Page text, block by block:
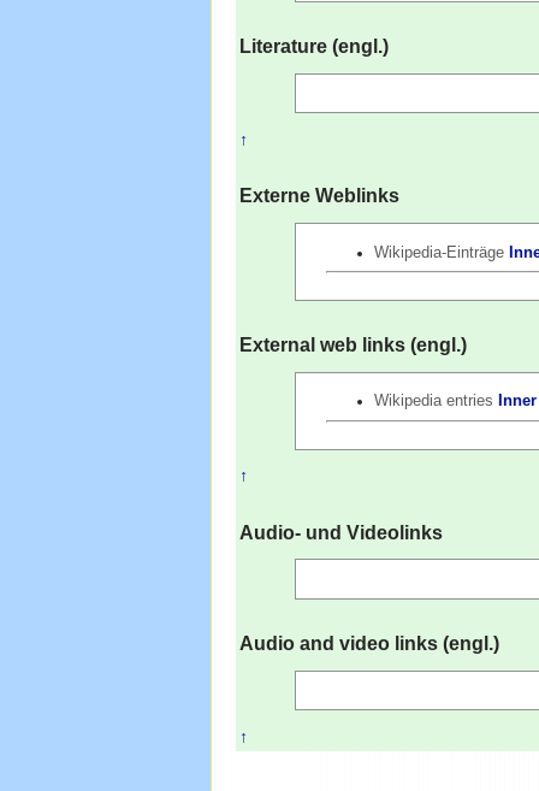
Literature (engl.)
↑
Externe Weblinks
Wikipedia-Einträge
External web links (engl.)
Wikipedia entries
↑
Audio- und Videolinks
Audio and video links (engl.)
↑